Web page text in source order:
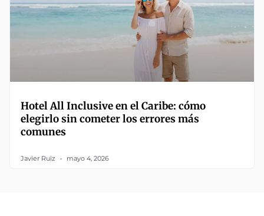
Hotel All Inclusive en el Caribe: cómo
elegirlo sin cometer los errores más
comunes
Javier Ruiz mayo 4, 2026